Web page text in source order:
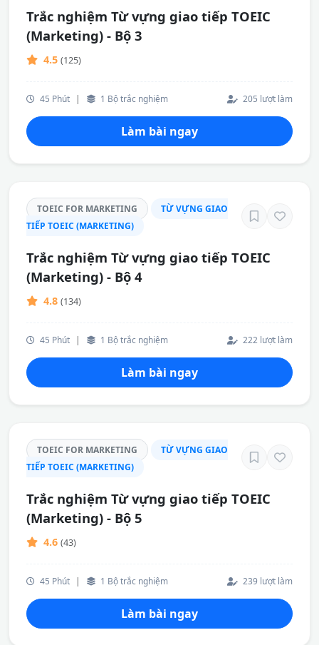
Trắc nghiệm Từ vựng giao tiếp TOEIC
(Marketing) - Bộ 3
4.5 (125)
45 Phút | 1 Bộ trắc nghiệm 205 lượt làm
Làm bài ngay
TOEIC FOR MARKETING
TỪ VỰNG GIAO
TIẾP TOEIC (MARKETING)
Trắc nghiệm Từ vựng giao tiếp TOEIC
(Marketing) - Bộ 4
4.8 (134)
45 Phút | 1 Bộ trắc nghiệm 222 lượt làm
Làm bài ngay
TOEIC FOR MARKETING
TỪ VỰNG GIAO
TIẾP TOEIC (MARKETING)
Trắc nghiệm Từ vựng giao tiếp TOEIC
(Marketing) - Bộ 5
4.6 (43)
45 Phút | 1 Bộ trắc nghiệm 239 lượt làm
Làm bài ngay